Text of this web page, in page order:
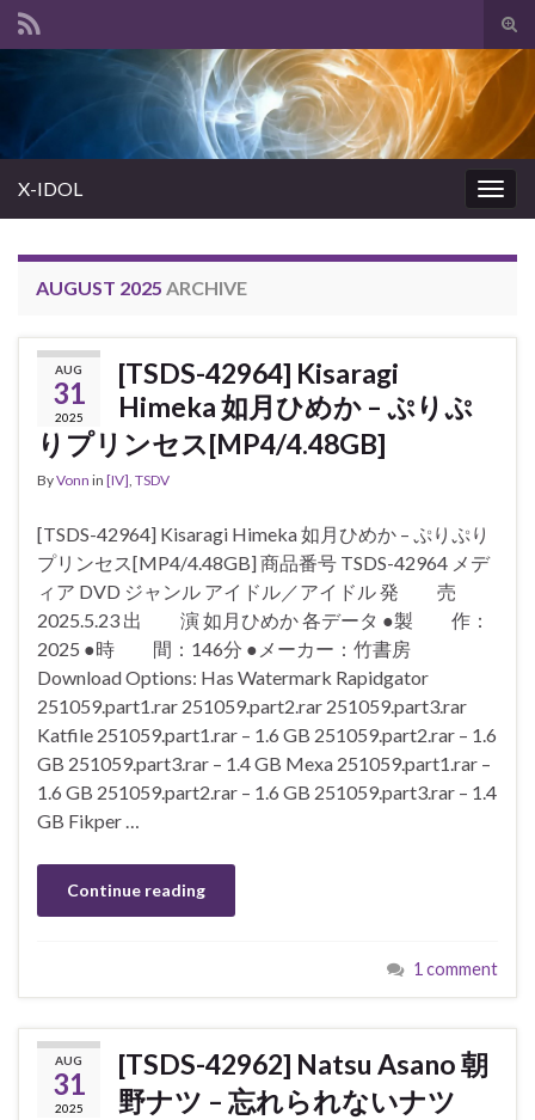
Search for:
X-IDOL
AUGUST 2025 ARCHIVE
AUG
31
2025
[TSDS-42964] Kisaragi
Himeka 如月ひめか – ぷりぷ
りプリンセス[MP4/4.48GB]
ByVonn in [IV], TSDV
[TSDS-42964] Kisaragi Himeka 如月ひめか – ぷりぷり
プリンセス[MP4/4.48GB] 商品番号 TSDS-42964 メデ
ィア DVD ジャンル アイドル／アイドル 発 売
2025.5.23 出 演 如月ひめか 各データ ●製 作：
2025 ●時 間：146分 ●メーカー：竹書房
Download Options: Has Watermark Rapidgator
251059.part1.rar 251059.part2.rar 251059.part3.rar
Katfile 251059.part1.rar – 1.6 GB 251059.part2.rar – 1.6
GB 251059.part3.rar – 1.4 GB Mexa 251059.part1.rar –
1.6 GB 251059.part2.rar – 1.6 GB 251059.part3.rar – 1.4
GB Fikper …
Continue reading
1 comment
AUG
31
2025
[TSDS-42962] Natsu Asano 朝
野ナツ – 忘れられないナツ